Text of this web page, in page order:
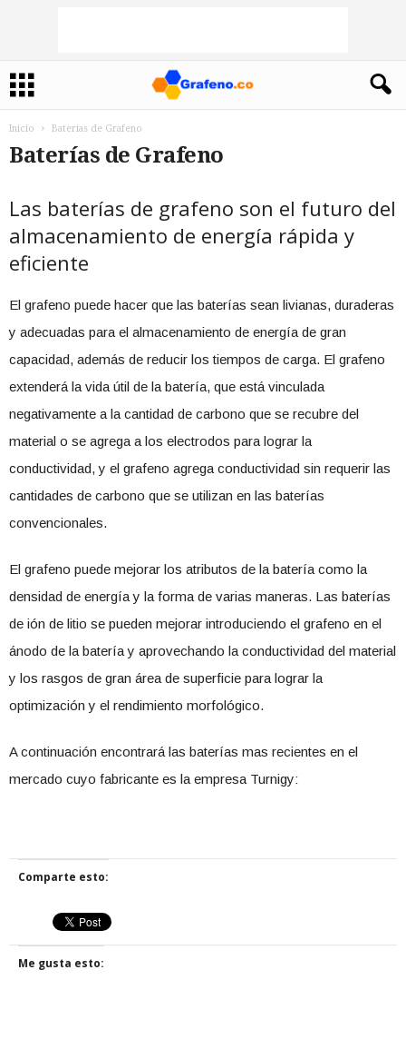
Inicio Baterías de Grafeno
Baterías de Grafeno
Las baterías de grafeno son el futuro del
almacenamiento de energía rápida y
eficiente
El grafeno puede hacer que las baterías sean livianas, duraderas
y adecuadas para el almacenamiento de energía de gran
capacidad, además de reducir los tiempos de carga. El grafeno
extenderá la vida útil de la batería, que está vinculada
negativamente a la cantidad de carbono que se recubre del
material o se agrega a los electrodos para lograr la
conductividad, y el grafeno agrega conductividad sin requerir las
cantidades de carbono que se utilizan en las baterías
convencionales.
El grafeno puede mejorar los atributos de la batería como la
densidad de energía y la forma de varias maneras. Las baterías
de ión de litio se pueden mejorar introduciendo el grafeno en el
ánodo de la batería y aprovechando la conductividad del material
y los rasgos de gran área de superficie para lograr la
optimización y el rendimiento morfológico.
A continuación encontrará las baterías mas recientes en el
mercado cuyo fabricante es la empresa Turnigy:
Comparte esto:
Me gusta esto: